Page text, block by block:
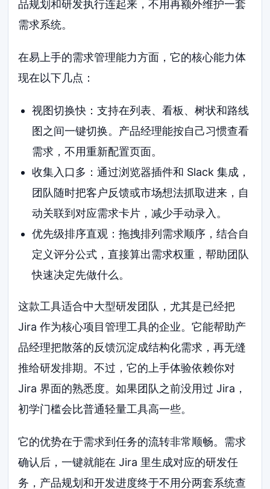
品规划和研发执行连起来，不用再额外维护一套
需求系统。
在易上手的需求管理能力方面，它的核心能力体
现在以下几点：
视图切换快：支持在列表、看板、树状和路线
图之间一键切换。产品经理能按自己习惯查看
需求，不用重新配置页面。
收集入口多：通过浏览器插件和 Slack 集成，
团队随时把客户反馈或市场想法抓取进来，自
动关联到对应需求卡片，减少手动录入。
优先级排序直观：拖拽排列需求顺序，结合自
定义评分公式，直接算出需求权重，帮助团队
快速决定先做什么。
这款工具适合中大型研发团队，尤其是已经把
Jira 作为核心项目管理工具的企业。它能帮助产
品经理把散落的反馈沉淀成结构化需求，再无缝
推给研发排期。不过，它的上手体验依赖你对
Jira 界面的熟悉度。如果团队之前没用过 Jira，
初学门槛会比普通轻量工具高一些。
它的优势在于需求到任务的流转非常顺畅。需求
确认后，一键就能在 Jira 里生成对应的研发任
务，产品规划和开发进度终于不用分两套系统查